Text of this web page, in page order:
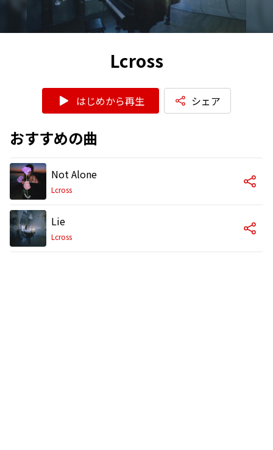
Lcross
はじめから再生 シェア
おすすめの曲
Not Alone
Lcross
Lie
Lcross